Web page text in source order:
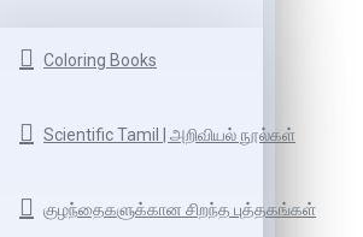
Coloring Books
Scientific Tamil | அறிவியல் நூல்கள்
குழந்தைகளுக்கான சிறந்த புத்தகங்கள்